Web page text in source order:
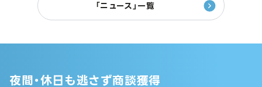
「ニュース」一覧
夜間・休日も逃さず商談獲得